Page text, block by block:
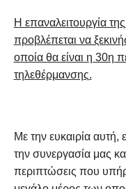
Η επαναλειτουργία
προβλέπεται να
οποία θα είναι η 30η
τηλεθέρμανσης.
Με την ευκαιρία αυτή,
την συνεργασία μας
περιπτώσεις που